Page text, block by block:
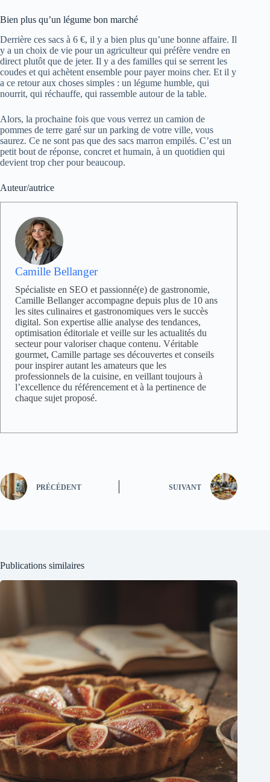
Bien plus qu’un légume bon marché
Derrière ces sacs à 6 €, il y a bien plus qu’une bonne affaire. Il
y a un choix de vie pour un agriculteur qui préfère vendre en
direct plutôt que de jeter. Il y a des familles qui se serrent les
coudes et qui achètent ensemble pour payer moins cher. Et il y
a ce retour aux choses simples : un légume humble, qui
nourrit, qui réchauffe, qui rassemble autour de la table.
Alors, la prochaine fois que vous verrez un camion de
pommes de terre garé sur un parking de votre ville, vous
saurez. Ce ne sont pas que des sacs marron empilés. C’est un
petit bout de réponse, concret et humain, à un quotidien qui
devient trop cher pour beaucoup.
Auteur/autrice
Camille Bellanger
Spécialiste en SEO et passionné(e) de gastronomie,
Camille Bellanger accompagne depuis plus de 10 ans
les sites culinaires et gastronomiques vers le succès
digital. Son expertise allie analyse des tendances,
optimisation éditoriale et veille sur les actualités du
secteur pour valoriser chaque contenu. Véritable
gourmet, Camille partage ses découvertes et conseils
pour inspirer autant les amateurs que les
professionnels de la cuisine, en veillant toujours à
l’excellence du référencement et à la pertinence de
chaque sujet proposé.
PRÉCÉDENT SUIVANT
Publications similaires